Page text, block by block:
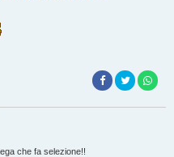
che fa selezione!!